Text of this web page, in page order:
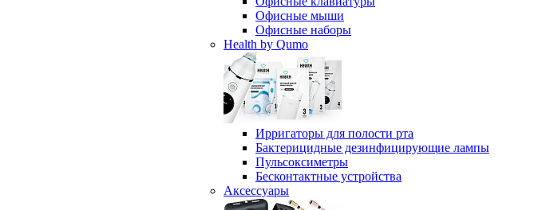
Офисные мыши
Офисные наборы
Health by Qumo
Ирригаторы для полости рта
Бактерицидные дезинфицирующие лампы
Пульсоксиметры
Бесконтактные устройства
Аксессуары